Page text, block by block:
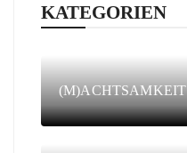
KATEGORIEN
(M)ACHTSAMKEIT